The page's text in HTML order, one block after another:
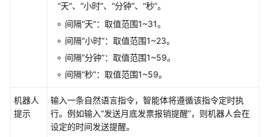
品
术
“天”、 “小时”、 “分钟”、 “秒”。
间隔“天”：取值范围1~31。
间隔“小时”：取值范围1~23。
间隔“分钟”：取值范围1~59。
间隔“秒”：取值范围1~59。
机器人
提示
输入一条自然语言指令，智能体将遵循该指令定时执
行。例如输入“发送月底发票报销提醒”，则机器人会在
设定的时间发送提醒。